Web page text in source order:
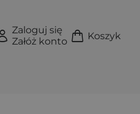
Zaloguj się
Załóż konto
Koszyk